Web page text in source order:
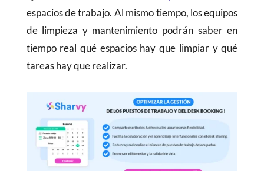
espacios de trabajo. Al mismo tiempo, los equipos
de limpieza y mantenimiento podrán saber en
tiempo real qué espacios hay que limpiar y qué
tareas hay que realizar.